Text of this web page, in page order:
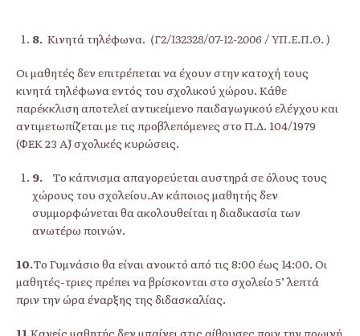
8. Κινητά τηλέφωνα. (Γ2/132328/07-12-2006 / ΥΠ.Ε.Π.Θ. )
Οι μαθητές δεν επιτρέπεται να έχουν στην κατοχή τους
κινητά τηλέφωνα εντός του σχολικού χώρου. Κάθε
παρέκκλιση αποτελεί αντικείμενο παιδαγωγικού ελέγχου και
αντιμετωπίζεται με τις προβλεπόμενες στο Π.Δ. 104/1979
(ΦΕΚ 23 Α΄) σχολικές κυρώσεις.
9. Το κάπνισμα απαγορεύεται αυστηρά σε όλους τους
χώρους του σχολείου.Αν κάποιος μαθητής δεν
συμμορφώνεται θα ακολουθείται η διαδικασία των
ανωτέρω ποινών.
10.Το Γυμνάσιο θα είναι ανοικτό από τις 8:00 έως 14:00. Οι
μαθητές-τριες πρέπει να βρίσκονται στο σχολείο 5’ λεπτά
πριν την ώρα έναρξης της διδασκαλίας.
11.Κανείς μαθητής δεν μπαίνει στις αίθουσες πριν την πρωινή